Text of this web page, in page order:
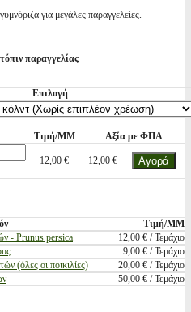
για μεγάλες παραγγελείες.
παραγγελίας
Επιλογή
Τιμή/ΜΜ Αξία με ΦΠΑ
12,00 € 12,00 €
Τιμή/ΜΜ
- Prunus persica
12,00 € / Τεμάχιο
9,00 € / Τεμάχιο
(όλες οι ποικιλίες)
20,00 € / Τεμάχιο
50,00 € / Τεμάχιο